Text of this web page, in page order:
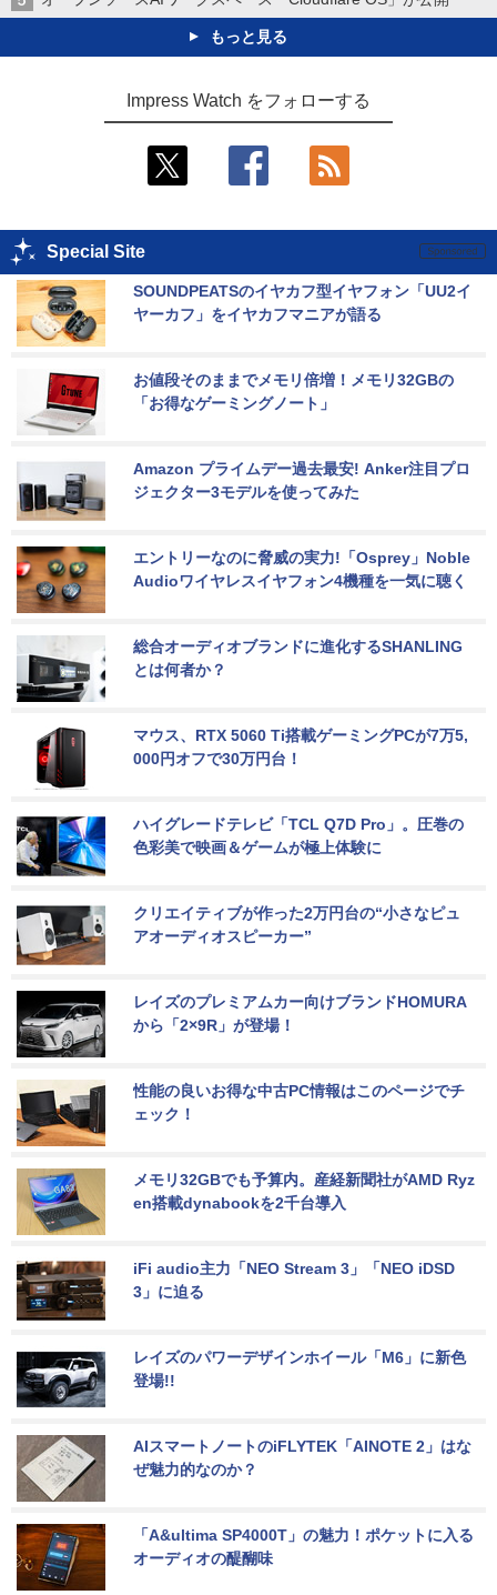
もっと見る
Impress Watch をフォローする
Special Site
SOUNDPEATSのイヤカフ型イヤフォン「UU2イ
ヤーカフ」をイヤカフマニアが語る
お値段そのままでメモリ倍増！メモリ32GBの
「お得なゲーミングノート」
Amazon プライムデー過去最安! Anker注目プロ
ジェクター3モデルを使ってみた
エントリーなのに脅威の実力!「Osprey」Noble
Audioワイヤレスイヤフォン4機種を一気に聴く
総合オーディオブランドに進化するSHANLING
とは何者か？
マウス、RTX 5060 Ti搭載ゲーミングPCが7万5,
000円オフで30万円台！
ハイグレードテレビ「TCL Q7D Pro」。圧巻の
色彩美で映画＆ゲームが極上体験に
クリエイティブが作った2万円台の“小さなピュ
アオーディオスピーカー”
レイズのプレミアムカー向けブランドHOMURA
から「2×9R」が登場！
性能の良いお得な中古PC情報はこのページでチ
ェック！
メモリ32GBでも予算内。産経新聞社がAMD Ryz
en搭載dynabookを2千台導入
iFi audio主力「NEO Stream 3」「NEO iDSD
3」に迫る
レイズのパワーデザインホイール「M6」に新色
登場!!
AIスマートノートのiFLYTEK「AINOTE 2」はな
ぜ魅力的なのか？
「A&ultima SP4000T」の魅力！ポケットに入る
オーディオの醍醐味